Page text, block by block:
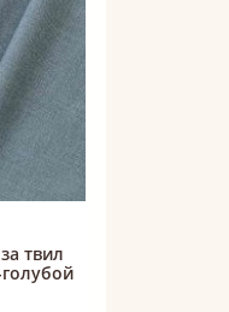
твил